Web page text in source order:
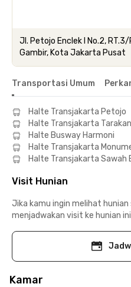
Jl. Petojo Enclek I No.2,
Gambir, Kota Jakarta Pusat
Transportasi Umum
Halte Transjakarta Petojo
Halte Transjakarta Tarakan
Halte Busway Harmoni
Halte Transjakarta
Halte Transjakarta Sawah
Visit Hunian
Jika kamu ingin melihat hunian
menjadwakan visit ke hunian ini
Kamar